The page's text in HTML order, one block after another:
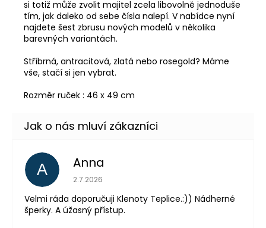
si totiž může zvolit majitel zcela libovolně jednoduše
tím, jak daleko od sebe čísla nalepí. V nabídce nyní
najdete šest zbrusu nových modelů v několika
barevných variantách.
Stříbrná, antracitová, zlatá nebo rosegold? Máme
vše, stačí si jen vybrat.
Rozměr ruček : 46 x 49 cm
A Anna
Hodnocení obchodu je 5 z 5 hvězdiček.
2.7.2026
Velmi ráda doporučuji Klenoty Teplice.:)) Nádherné
šperky. A úžasný přístup.